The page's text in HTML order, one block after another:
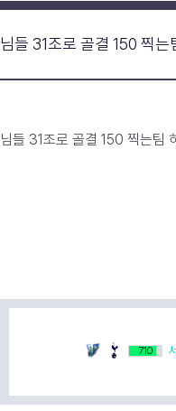
님들 31조로 골결 150 찍는
님들 31조로 골결 150 찍는팀
710